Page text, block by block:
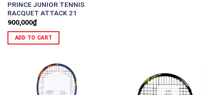
PRINCE JUNIOR TENNIS
RACQUET ATTACK 21
900,000₫
ADD TO CART